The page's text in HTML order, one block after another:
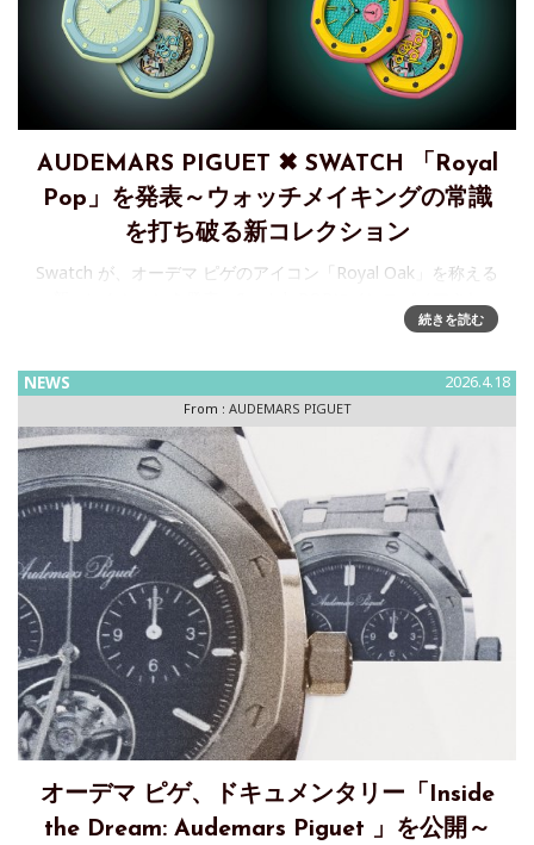
AUDEMARS PIGUET ✖ SWATCH 「Royal
Pop」を発表～ウォッチメイキングの常識
を打ち破る新コレクション
Swatch が、オーデマ ピゲのアイコン「Royal Oak」を称える
た、明るくカラフルなBioceramic のポケットウォッチを8 ス
続きを読む
NEWS 2026.4.18
From : AUDEMARS PIGUET
オーデマ ピゲ、ドキュメンタリー「Inside
the Dream: Audemars Piguet 」を公開～